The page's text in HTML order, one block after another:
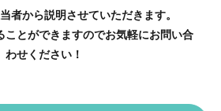
者から説明させていただきます。
ことができますのでお気軽にお問い合
わせください！